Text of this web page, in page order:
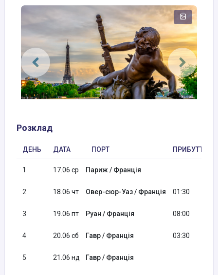
Розклад
ДЕНЬ ДАТА ПОРТ ПРИБУТТЯ
1 17.06 ср Париж / Франція
2 18.06 чт Овер-сюр-Уаз / Франція 01:30
3 19.06 пт Руан / Франція 08:00
4 20.06 сб Гавр / Франція 03:30
5 21.06 нд Гавр / Франція